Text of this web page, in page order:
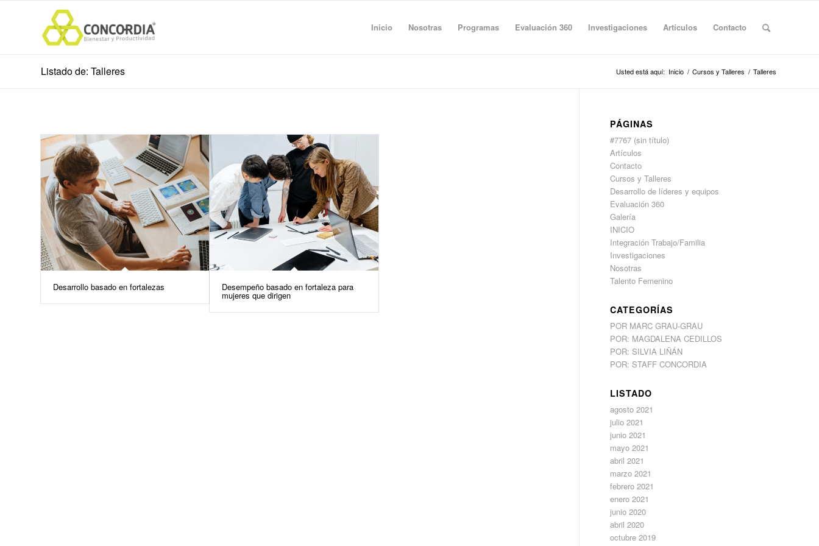
Inicio Nosotras Programas Evaluación 360 Investigaciones Artículos Contacto
Listado de: Talleres Usted está aquí: Inicio / Cursos y Talleres / Talleres
Desarrollo basado en fortalezas Desempeño basado en fortaleza para
mujeres que dirigen
PÁGINAS
#7767 (sin título)
Artículos
Contacto
Cursos y Talleres
Desarrollo de líderes y equipos
Evaluación 360
Galería
INICIO
Integración Trabajo/Familia
Investigaciones
Nosotras
Talento Femenino
CATEGORÍAS
POR MARC GRAU-GRAU
POR: MAGDALENA CEDILLOS
POR: SILVIA LIÑÁN
POR: STAFF CONCORDIA
LISTADO
agosto 2021
julio 2021
junio 2021
mayo 2021
abril 2021
marzo 2021
febrero 2021
enero 2021
junio 2020
abril 2020
octubre 2019